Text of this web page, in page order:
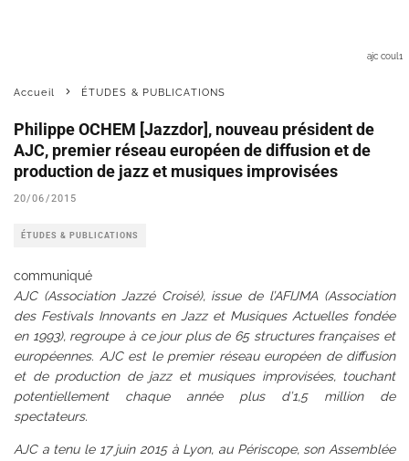
ajc coul1
Accueil ÉTUDES & PUBLICATIONS
Philippe OCHEM [Jazzdor], nouveau président de
AJC, premier réseau européen de diffusion et de
production de jazz et musiques improvisées
20/06/2015
ÉTUDES & PUBLICATIONS
communiqué
AJC (Association Jazzé Croisé), issue de l’AFIJMA (Association
des Festivals Innovants en Jazz et Musiques Actuelles fondée
en 1993), regroupe à ce jour plus de 65 structures françaises et
européennes. AJC est le premier réseau européen de diffusion
et de production de jazz et musiques improvisées, touchant
potentiellement chaque année plus d’1,5 million de
spectateurs.
AJC a tenu le 17 juin 2015 à Lyon, au Périscope, son Assemblée